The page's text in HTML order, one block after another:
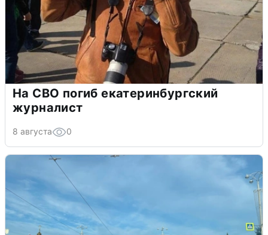
На СВО погиб екатеринбургский
журналист
8 августа 0